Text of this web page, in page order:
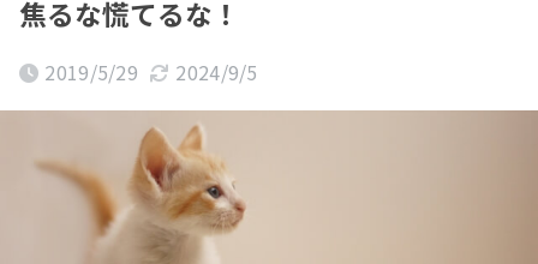
焦るな慌てるな！
2019/5/29 2024/9/5